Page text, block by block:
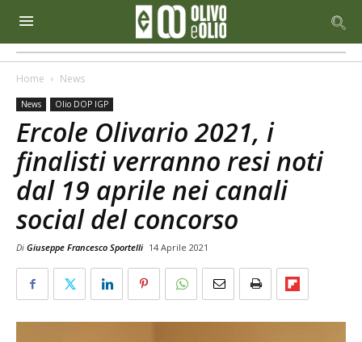
Home News
News Olio DOP IGP
Ercole Olivario 2021, i
finalisti verranno resi noti
dal 19 aprile nei canali
social del concorso
Di Giuseppe Francesco Sportelli 14 Aprile 2021